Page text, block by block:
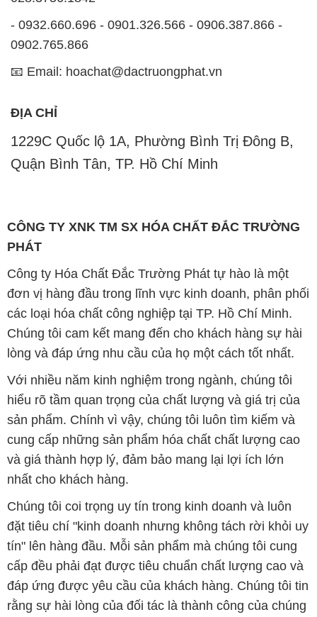
ĐỊA CHỈ
1229C Quốc lộ 1A, Phường Bình Trị Đông B,
Quận Bình Tân, TP. Hồ Chí Minh
CÔNG TY XNK TM SX HÓA CHẤT ĐẮC TRƯỜNG
PHÁT
các loại hóa chất công nghiệp tại TP. Hồ Chí Minh.
Chúng tôi cam kết mang đến cho khách hàng sự hài
lòng và đáp ứng nhu cầu của họ một cách tốt nhất.
Với nhiều năm kinh nghiệm trong ngành, chúng tôi
hiểu rõ tầm quan trọng của chất lượng và giá trị của
sản phẩm. Chính vì vậy, chúng tôi luôn tìm kiếm và
cung cấp những sản phẩm hóa chất chất lượng cao
và giá thành hợp lý, đảm bảo mang lại lợi ích lớn
nhất cho khách hàng.
Chúng tôi coi trọng uy tín trong kinh doanh và luôn
đặt tiêu chí "kinh doanh nhưng không tách rời khỏi uy
tín" lên hàng đầu. Mỗi sản phẩm mà chúng tôi cung
cấp đều phải đạt được tiêu chuẩn chất lượng cao và
đáp ứng được yêu cầu của khách hàng. Chúng tôi tin
rằng sự hài lòng của đối tác là thành công của chúng
tôi và sự phát triển bền vững chỉ có thể đạt được khi
cùng nhau hợp tác và phát triển.
Với đội ngũ nhân viên chuyên nghiệp, giàu kinh
nghiệm và tận tâm, chúng tôi có khả năng đáp ứng